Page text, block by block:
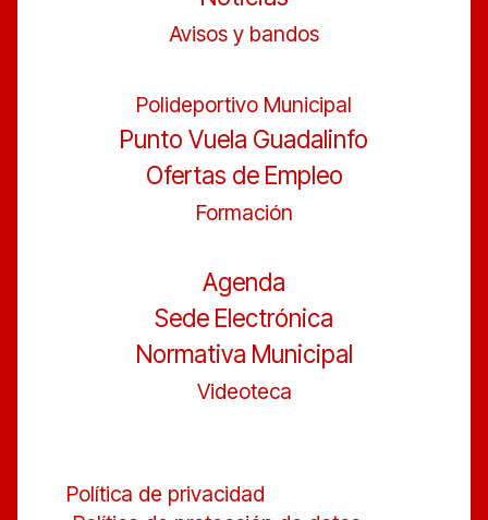
Avisos y bandos
Polideportivo Municipal
Punto Vuela Guadalinfo
Ofertas de Empleo
Formación
Agenda
Sede Electrónica
Normativa Municipal
Videoteca
Política de privacidad